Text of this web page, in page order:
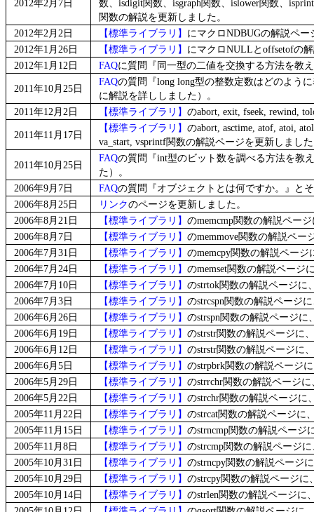
2012年2月7日
数、isdigit関数、isgraph関数、islower関数、
関数の解説を更新しました。
2012年2月2日
【標準ライブラリ】 にマクロNDBUGの解説ペー
2012年1月26日
【標準ライブラリ】 にマクロNULLとoffsetofの
2012年1月12日
FAQに質問『同一型の二値を交換する方法を教
2011年10月25日
FAQの質問『long long型の整数定数はどのよう
に解説を詳ししました）。
2011年12月2日
【標準ライブラリ】 のabort, exit, fseek, rewind,
2011年11月17日
【標準ライブラリ】 のabort, asctime, atof, atoi,
va_start, vsprintf関数の解説ページを更新しまし
2011年10月25日
FAQの質問『int型のビット数を調べる方法を教
た）。
2006年9月7日
FAQの質問『オブジェクトとは何ですか。』と
2006年8月25日
リンクのページを更新しました。
2006年8月21日
【標準ライブラリ】 のmemcmp関数の解説ペー
2006年8月7日
【標準ライブラリ】 のmemmove関数の解説ペ
2006年7月31日
【標準ライブラリ】 のmemcpy関数の解説ペー
2006年7月24日
【標準ライブラリ】 のmemset関数の解説ページ
2006年7月10日
【標準ライブラリ】 のstrtok関数の解説ページに
2006年7月3日
【標準ライブラリ】 のstrcspn関数の解説ページ
2006年6月26日
【標準ライブラリ】 のstrspn関数の解説ページ
2006年6月19日
【標準ライブラリ】 のstrstr関数の解説ページに
2006年6月12日
【標準ライブラリ】 のstrstr関数の解説ページに
2006年6月5日
【標準ライブラリ】 のstrpbrk関数の解説ページ
2006年5月29日
【標準ライブラリ】 のstrrchr関数の解説ページ
2006年5月22日
【標準ライブラリ】 のstrchr関数の解説ページに
2005年11月22日
【標準ライブラリ】 のstrcat関数の解説ページに
2005年11月15日
【標準ライブラリ】 のstrncmp関数の解説ページ
2005年11月8日
【標準ライブラリ】 のstrcmp関数の解説ページ
2005年10月31日
【標準ライブラリ】 のstrncpy関数の解説ページ
2005年10月29日
【標準ライブラリ】 のstrcpy関数の解説ページ
2005年10月14日
【標準ライブラリ】 のstrlen関数の解説ページに